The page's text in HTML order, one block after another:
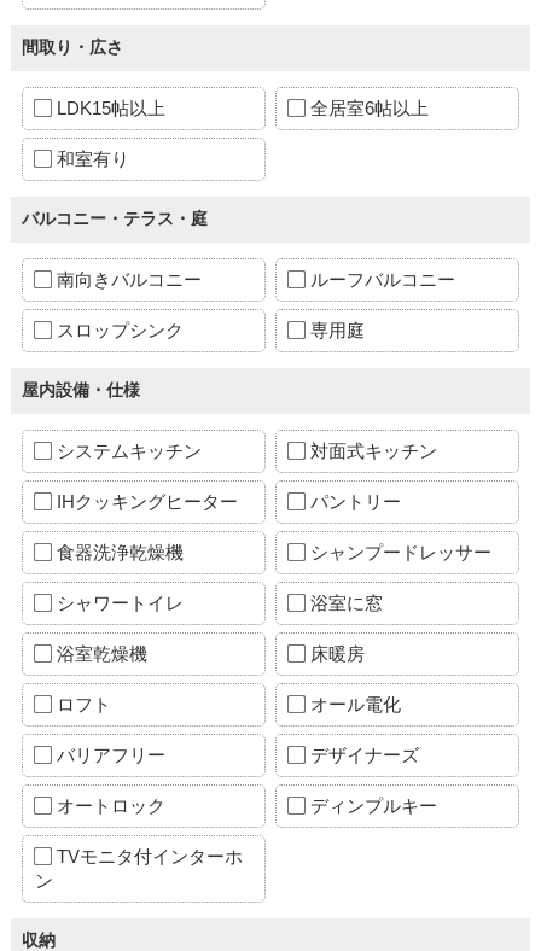
間取り・広さ
LDK15帖以上 全居室6帖以上
和室有り
バルコニー・テラス・庭
南向きバルコニー ルーフバルコニー
スロップシンク 専用庭
屋内設備・仕様
システムキッチン 対面式キッチン
IHクッキングヒーター パントリー
食器洗浄乾燥機 シャンプードレッサー
シャワートイレ 浴室に窓
浴室乾燥機 床暖房
ロフト オール電化
バリアフリー デザイナーズ
オートロック ディンプルキー
TVモニタ付インターホ
ン
収納